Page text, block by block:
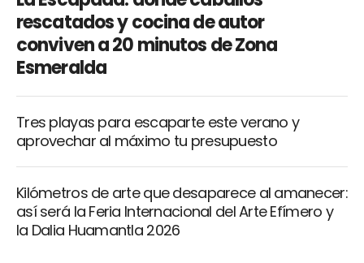
rescatados y cocina de autor
conviven a 20 minutos de Zona
Esmeralda
Tres playas para escaparte este verano y
aprovechar al máximo tu presupuesto
Kilómetros de arte que desaparece al amanecer:
así será la Feria Internacional del Arte Efímero y
la Dalia Huamantla 2026